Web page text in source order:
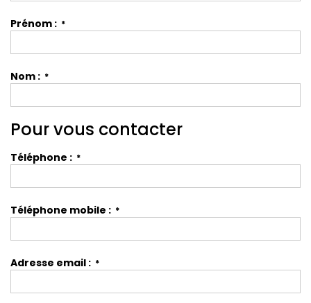
Prénom : *
Nom : *
Pour vous contacter
Téléphone : *
Téléphone mobile : *
Adresse email : *